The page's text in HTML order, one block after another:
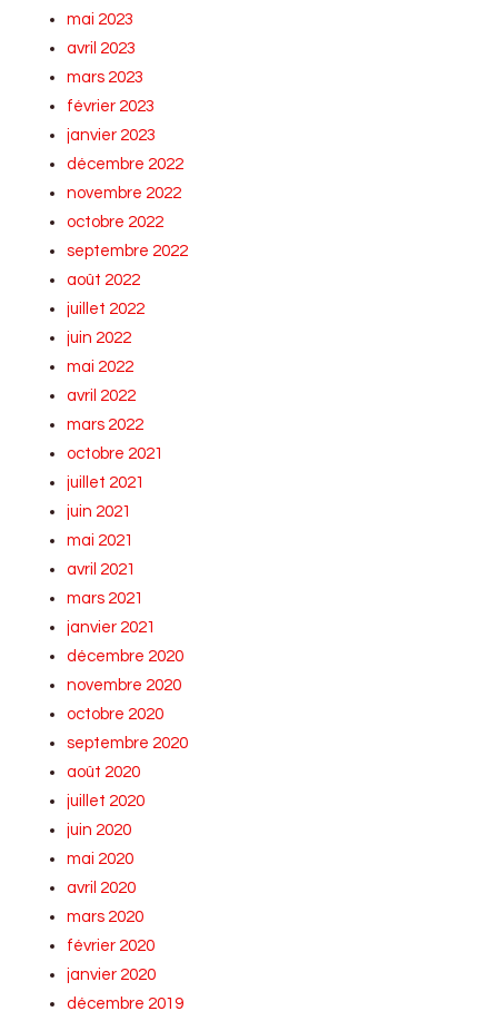
mai 2023
avril 2023
mars 2023
février 2023
janvier 2023
décembre 2022
novembre 2022
octobre 2022
septembre 2022
août 2022
juillet 2022
juin 2022
mai 2022
avril 2022
mars 2022
octobre 2021
juillet 2021
juin 2021
mai 2021
avril 2021
mars 2021
janvier 2021
décembre 2020
novembre 2020
octobre 2020
septembre 2020
août 2020
juillet 2020
juin 2020
mai 2020
avril 2020
mars 2020
février 2020
janvier 2020
décembre 2019